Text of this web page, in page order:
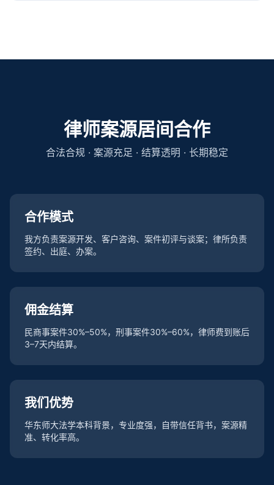
律师案源居间合作
合法合规 · 案源充足 · 结算透明 · 长期稳定
合作模式
我方负责案源开发、客户咨询、案件初评与谈案；律所负责
签约、出庭、办案。
佣金结算
民商事案件30%–50%，刑事案件30%–60%，律师费到账后
3–7天内结算。
我们优势
华东师大法学本科背景，专业度强，自带信任背书，案源精
准、转化率高。